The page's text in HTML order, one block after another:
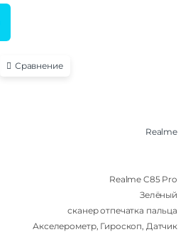
Сравнение
Realme
Realme C85 Pro
Зелёный
сканер отпечатка пальца
Акселерометр, Гироскоп, Датчик